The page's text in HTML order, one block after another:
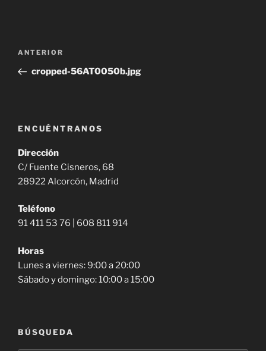
Navegación
entradas
Entrada
anterior:
ANTERIOR
cropped-56AT0050b.jpg
ENCUÉNTRANOS
Dirección
C/ Fuente Cisneros, 68
28922 Alcorcón, Madrid
Teléfono
91 411 53 76 | 608 811 914
Horas
Lunes a viernes: 9:00 a 20:00
Sábado y domingo: 10:00 a 15:00
BÚSQUEDA